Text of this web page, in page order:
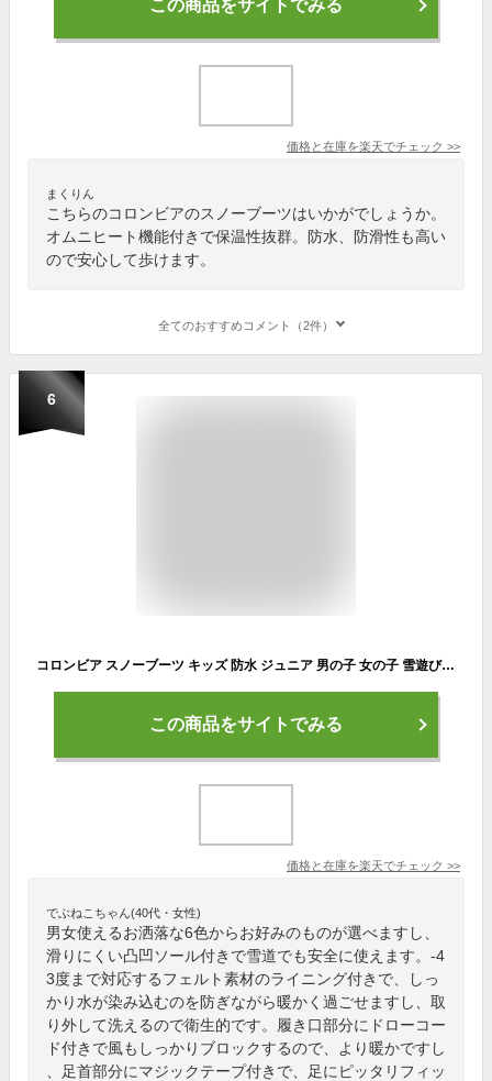
この商品をサイトでみる
価格と在庫を楽天でチェック >>
まくりん
こちらのコロンビアのスノーブーツはいかがでしょうか。
オムニヒート機能付きで保温性抜群。防水、防滑性も高い
ので安心して歩けます。
全てのおすすめコメント（2件）
6
コロンビア スノーブーツ キッズ 防水 ジュニア 男の子 女の子 雪遊び ベビー 13cm 14cm 15cm 16cm 17cm 18cm ウィンターブーツ スノーシューズ Columbia チルドレン バグフォーティープリントWATERPROOF フェルト素材
この商品をサイトでみる
価格と在庫を楽天でチェック >>
でぶねこちゃん(40代・女性)
男女使えるお洒落な6色からお好みのものが選べますし、
滑りにくい凸凹ソール付きで雪道でも安全に使えます。-4
3度まで対応するフェルト素材のライニング付きで、しっ
かり水が染み込むのを防ぎながら暖かく過ごせますし、取
り外して洗えるので衛生的です。履き口部分にドローコー
ド付きで風もしっかりブロックするので、より暖かですし
、足首部分にマジックテープ付きで、足にピッタリフィッ